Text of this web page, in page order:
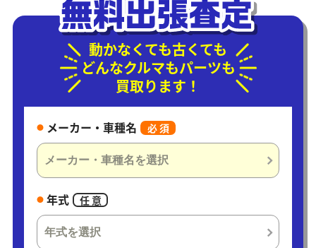
動かなくても古くても
どんなクルマもパーツも
買取ります！
メーカー・車種名 必 須
年式 任 意